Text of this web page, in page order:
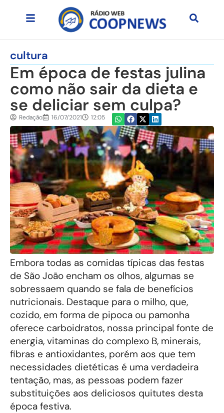
cultura
Em época de festas julina
como não sair da dieta e
se deliciar sem culpa?
Redação 16/07/2021 12:05
Embora todas as comidas típicas das festas
de São João encham os olhos, algumas se
sobressaem quando se fala de benefícios
nutricionais. Destaque para o milho, que,
cozido, em forma de pipoca ou pamonha
oferece carboidratos, nossa principal fonte de
energia, vitaminas do complexo B, minerais,
fibras e antioxidantes, porém aos que tem
necessidades dietéticas é uma verdadeira
tentação, mas, as pessoas podem fazer
substituições aos deliciosos quitutes desta
época festiva.